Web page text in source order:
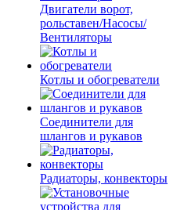
Двигатели ворот,
рольставен/Насосы/
Вентиляторы
Котлы и обогреватели
Соединители для
шлангов и рукавов
Радиаторы, конвекторы